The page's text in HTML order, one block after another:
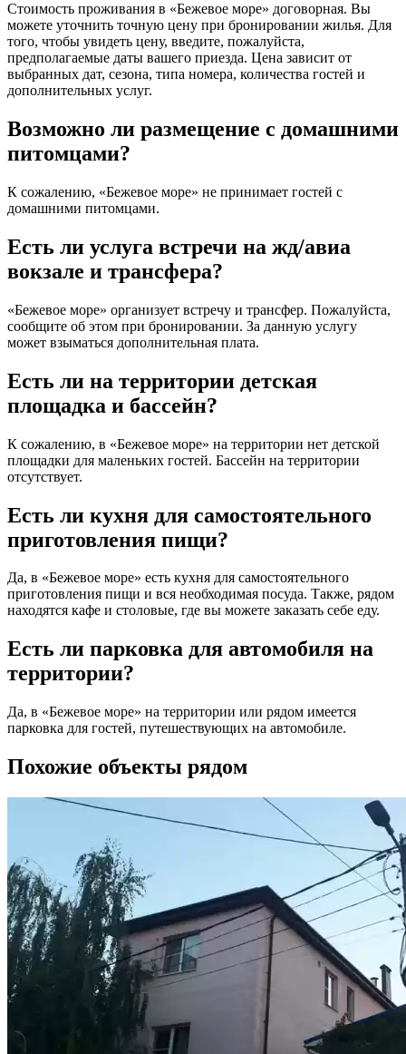
Стоимость проживания в «Бежевое море» договорная. Вы
можете уточнить точную цену при бронировании жилья. Для
того, чтобы увидеть цену, введите, пожалуйста,
предполагаемые даты вашего приезда. Цена зависит от
выбранных дат, сезона, типа номера, количества гостей и
дополнительных услуг.
Возможно ли размещение с домашними
питомцами?
К сожалению, «Бежевое море» не принимает гостей с
домашними питомцами.
Есть ли услуга встречи на жд/авиа
вокзале и трансфера?
«Бежевое море» организует встречу и трансфер. Пожалуйста,
сообщите об этом при бронировании. За данную услугу
может взыматься дополнительная плата.
Есть ли на территории детская
площадка и бассейн?
К сожалению, в «Бежевое море» на территории нет детской
площадки для маленьких гостей. Бассейн на территории
отсутствует.
Есть ли кухня для самостоятельного
приготовления пищи?
Да, в «Бежевое море» есть кухня для самостоятельного
приготовления пищи и вся необходимая посуда. Также, рядом
находятся кафе и столовые, где вы можете заказать себе еду.
Есть ли парковка для автомобиля на
территории?
Да, в «Бежевое море» на территории или рядом имеется
парковка для гостей, путешествующих на автомобиле.
Похожие объекты рядом